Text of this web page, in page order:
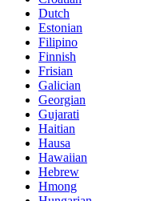
Dutch
Estonian
Filipino
Finnish
Frisian
Galician
Georgian
Gujarati
Haitian
Hausa
Hawaiian
Hebrew
Hmong